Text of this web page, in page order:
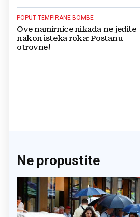
POPUT TEMPIRANE BOMBE
Ove namirnice nikada ne jedite
nakon isteka roka: Postanu
otrovne!
Ne propustite